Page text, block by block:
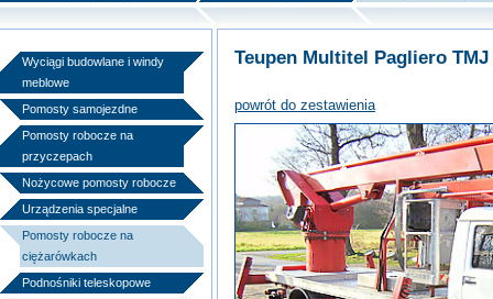
Wyciągi budowlane i windy
meblowe
Pomosty samojezdne
Pomosty robocze na
przyczepach
Nożycowe pomosty robocze
Urządzenia specjalne
Pomosty robocze na
ciężarówkach
Podnośniki teleskopowe
Teupen Multitel Pagliero TMJ
powrót do zestawienia